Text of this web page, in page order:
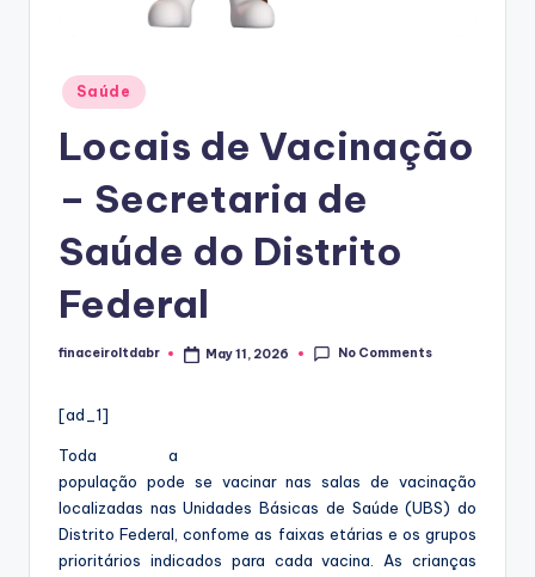
Posted
in
Saúde
Locais de Vacinação
– Secretaria de
Saúde do Distrito
Federal
Posted
finaceiroltdabr May 11, 2026 No Comments
[ad_1]
Toda a
população pode se vacinar nas salas de vacinação
localizadas nas Unidades Básicas de Saúde (UBS) do
Distrito Federal, confome as faixas etárias e os grupos
prioritários indicados para cada vacina. As crianças